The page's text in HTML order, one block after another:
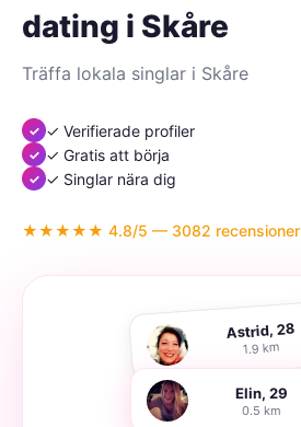
dating i Skåre
Träffa lokala singlar i Skåre
✓ Verifierade profiler
✓ Gratis att börja
✓ Singlar nära dig
★★★★★ 4.8/5 — 3082 recensioner
Astrid, 28
1.9 km
Elin, 29
0.5 km